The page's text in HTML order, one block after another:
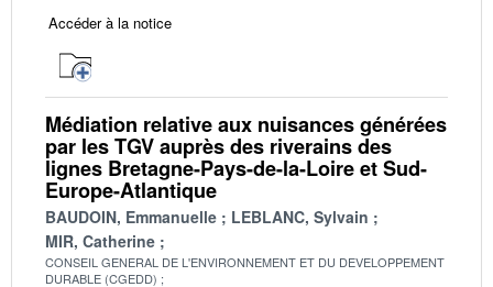
Accéder à la notice
Médiation relative aux nuisances générées
par les TGV auprès des riverains des
lignes Bretagne-Pays-de-la-Loire et Sud-
Europe-Atlantique
BAUDOIN, Emmanuelle
LEBLANC, Sylvain
MIR, Catherine
CONSEIL GENERAL DE L'ENVIRONNEMENT ET DU DEVELOPPEMENT
DURABLE (CGEDD)